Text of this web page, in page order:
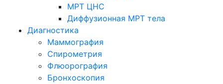
МРТ ЦНС
Диффузионная МРТ тела
Диагностика
Маммография
Спирометрия
Флюорография
Бронхоскопия